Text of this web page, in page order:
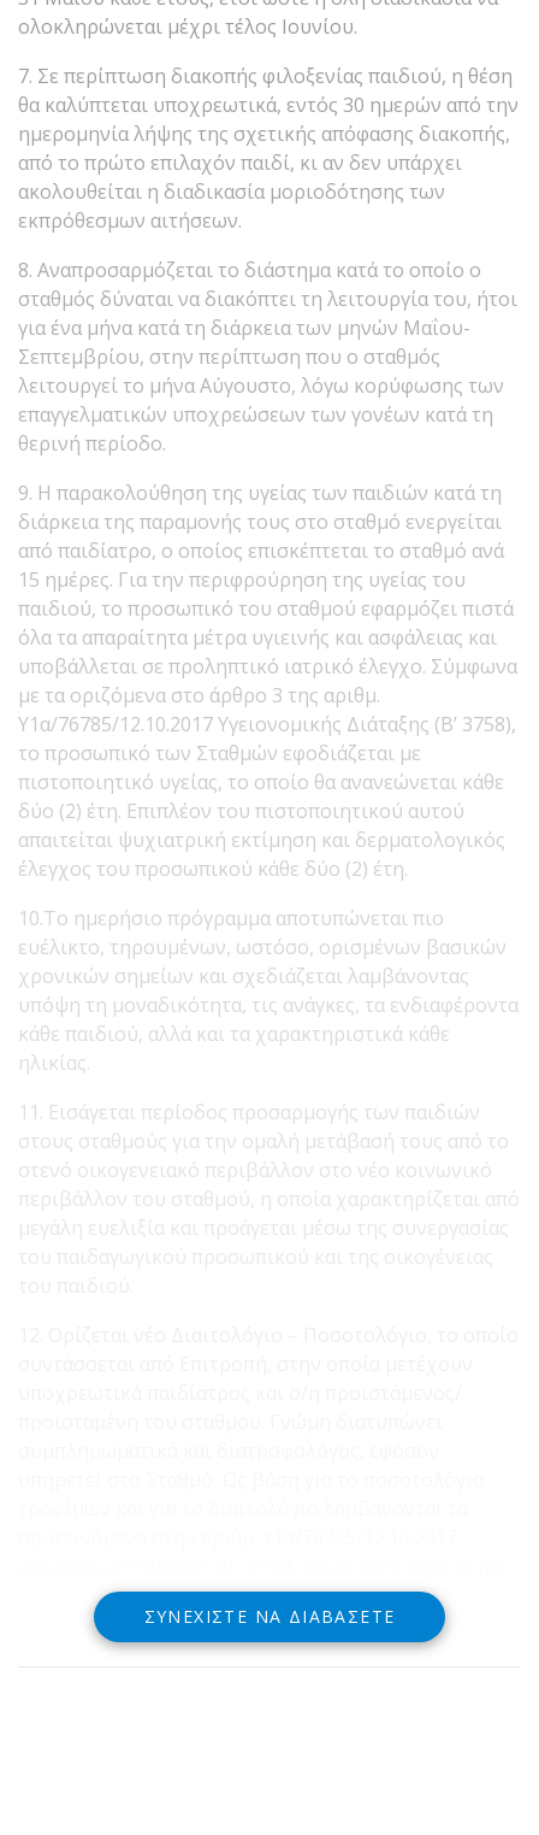
ολοκληρώνεται μέχρι τέλος Ιουνίου.
7. Σε περίπτωση διακοπής φιλοξενίας παιδιού, η θέση
θα καλύπτεται υποχρεωτικά, εντός 30 ημερών από την
ημερομηνία λήψης της σχετικής απόφασης διακοπής,
από το πρώτο επιλαχόν παιδί, κι αν δεν υπάρχει
ακολουθείται η διαδικασία μοριοδότησης των
εκπρόθεσμων αιτήσεων.
8. Αναπροσαρμόζεται το διάστημα κατά το οποίο ο
σταθμός δύναται να διακόπτει τη λειτουργία του, ήτοι
για ένα μήνα κατά τη διάρκεια των μηνών Μαΐου-
Σεπτεμβρίου, στην περίπτωση που ο σταθμός
λειτουργεί το μήνα Αύγουστο, λόγω κορύφωσης των
επαγγελματικών υποχρεώσεων των γονέων κατά τη
θερινή περίοδο.
9. Η παρακολούθηση της υγείας των παιδιών κατά τη
διάρκεια της παραμονής τους στο σταθμό ενεργείται
από παιδίατρο, ο οποίος επισκέπτεται το σταθμό ανά
15 ημέρες. Για την περιφρούρηση της υγείας του
παιδιού, το προσωπικό του σταθμού εφαρμόζει πιστά
όλα τα απαραίτητα μέτρα υγιεινής και ασφάλειας και
υποβάλλεται σε προληπτικό ιατρικό έλεγχο. Σύμφωνα
με τα οριζόμενα στο άρθρο 3 της αριθμ.
Υ1α/76785/12.10.2017 Υγειονομικής Διάταξης (Β’ 3758),
το προσωπικό των Σταθμών εφοδιάζεται με
πιστοποιητικό υγείας, το οποίο θα ανανεώνεται κάθε
δύο (2) έτη. Επιπλέον του πιστοποιητικού αυτού
απαιτείται ψυχιατρική εκτίμηση και δερματολογικός
έλεγχος του προσωπικού κάθε δύο (2) έτη.
10.Το ημερήσιο πρόγραμμα αποτυπώνεται πιο
ευέλικτο, τηρουμένων, ωστόσο, ορισμένων βασικών
χρονικών σημείων και σχεδιάζεται λαμβάνοντας
υπόψη τη μοναδικότητα, τις ανάγκες, τα ενδιαφέροντα
κάθε παιδιού, αλλά και τα χαρακτηριστικά κάθε
ηλικίας.
11. Εισάγεται περίοδος προσαρμογής των παιδιών
στους σταθμούς για την ομαλή μετάβασή τους από το
στενό οικογενειακό περιβάλλον στο νέο κοινωνικό
περιβάλλον του σταθμού, η οποία χαρακτηρίζεται από
μεγάλη ευελιξία και προάγεται μέσω της συνεργασίας
ΣΥΝΕΧΊΣΤΕ ΝΑ ΔΙΑΒΆΣΕΤΕ